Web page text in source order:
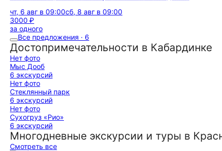
чт, 6 авг в 09:00сб, 8 авг в 09:00
3000 ₽
за одного
Все предложения · 6
Достопримечательности в Кабардинке
Нет фото
Мыс Дооб
6 экскурсий
Нет фото
Стеклянный парк
6 экскурсий
Нет фото
Сухогруз «Рио»
6 экскурсий
Многодневные экскурсии и туры в
Смотреть все